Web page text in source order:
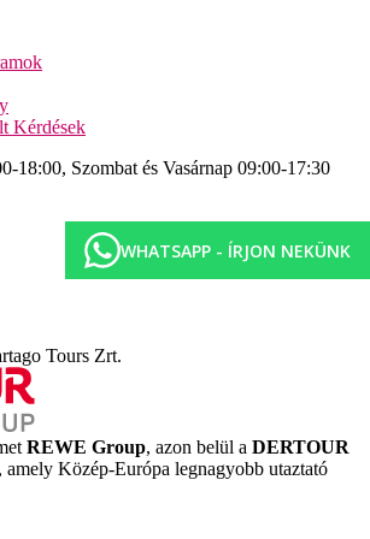
térítés ellenében
központ
minden étkezés büférendszerben, snack-
alkoholos és alkoholmentes italok az egyes
szerint. Az All Inclusive szállodák
bizonyos részletekben szállodánként
repülőtértől
Kérdések
18:00, Szombat és Vasárnap 09:00-17:30
WHATSAPP - ÍRJON NEKÜNK
Tours Zrt.
REWE Group, azon belül a DERTOUR
Közép-Európa legnagyobb utaztató